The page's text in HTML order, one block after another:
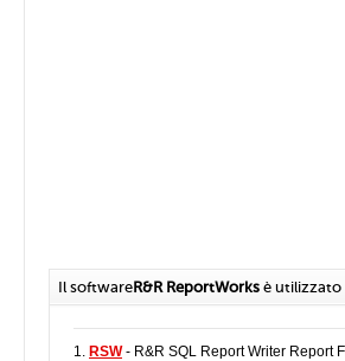
Il softwareR&R ReportWorks è utilizzato
1. RSW- R&R SQL Report Writer Report